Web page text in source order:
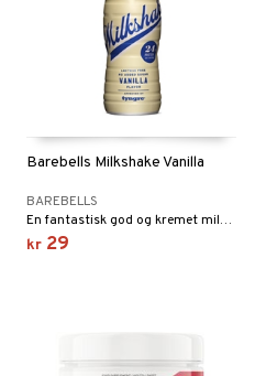
Barebells Milkshake Vanilla
BAREBELLS
En fantastisk god og kremet milkshake med 24 g protein og smak av søt vanilje.
kr 29